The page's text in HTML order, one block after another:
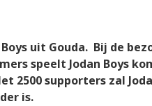
uit Gouda. Bij de
speelt Jodan Boys
2500 supporters zal
is.